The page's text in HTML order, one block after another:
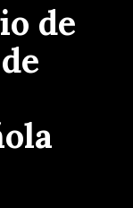
de